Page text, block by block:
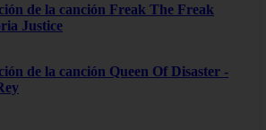
de la canción Freak The Freak
Justice
de la canción Queen Of Disaster -